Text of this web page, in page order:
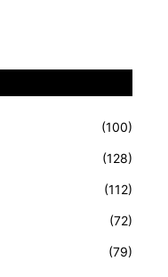
(100)
(128)
(112)
(72)
(79)